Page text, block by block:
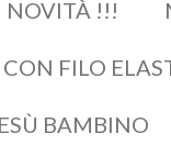
NOVITÀ !!!
FILO
BAMBINO